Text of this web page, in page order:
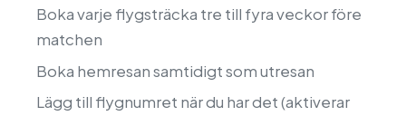
Boka varje flygsträcka tre till fyra veckor före
matchen
Boka hemresan samtidigt som utresan
Lägg till flygnumret när du har det (aktiverar